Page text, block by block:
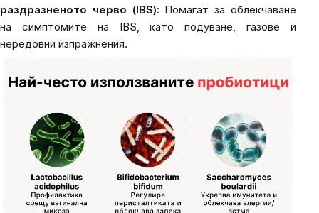
раздразненото черво (IBS): Помагат за облекчаване
на симптомите на IBS, като подуване, газове и
нередовни изпражнения.